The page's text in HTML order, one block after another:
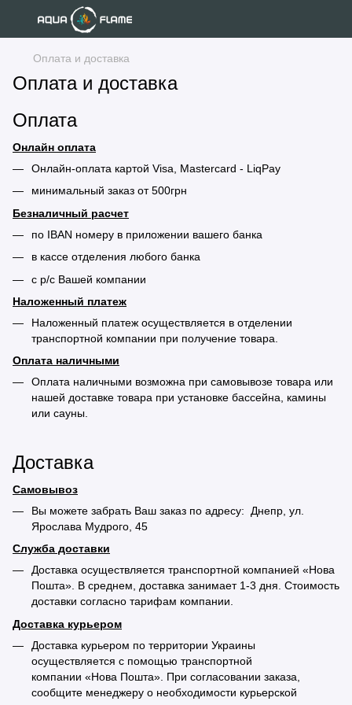
Оплата и доставка
Оплата и доставка
Оплата
Онлайн оплата
Онлайн-оплата картой Visa, Mastercard - LiqPay
минимальный заказ от 500грн
Безналичный расчет
по IBAN номеру в приложении вашего банка
в кассе отделения любого банка
с р/с Вашей компании
Наложенный платеж
Наложенный платеж осуществляется в отделении
транспортной компании при получение товара.
Оплата наличными
Оплата наличными возможна при самовывозе товара или
нашей доставке товара при установке бассейна, камины
или сауны.
Доставка
Самовывоз
Вы можете забрать Ваш заказ по адресу: Днепр, ул.
Ярослава Мудрого, 45
Служба доставки
Доставка осуществляется транспортной компанией «Нова
Пошта». В среднем, доставка занимает 1-3 дня. Стоимость
доставки согласно тарифам компании.
Доставка курьером
Доставка курьером по территории Украины
осуществляется с помощью транспортной
компании «Нова Пошта». При согласовании заказа,
сообщите менеджеру о необходимости курьерской